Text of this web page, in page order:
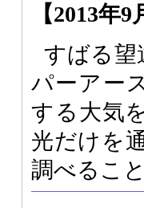
【2013年9
すばる望
パーアー
する大気
光だけを
調べるこ